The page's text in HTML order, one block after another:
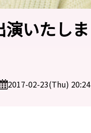
いたしま
2017-02-23(Thu) 20:24